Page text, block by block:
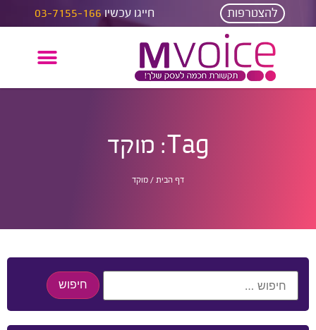
להצטרפות חייגו עכשיו03-7155-166
Tag: מוקד
דף הבית / מוקד